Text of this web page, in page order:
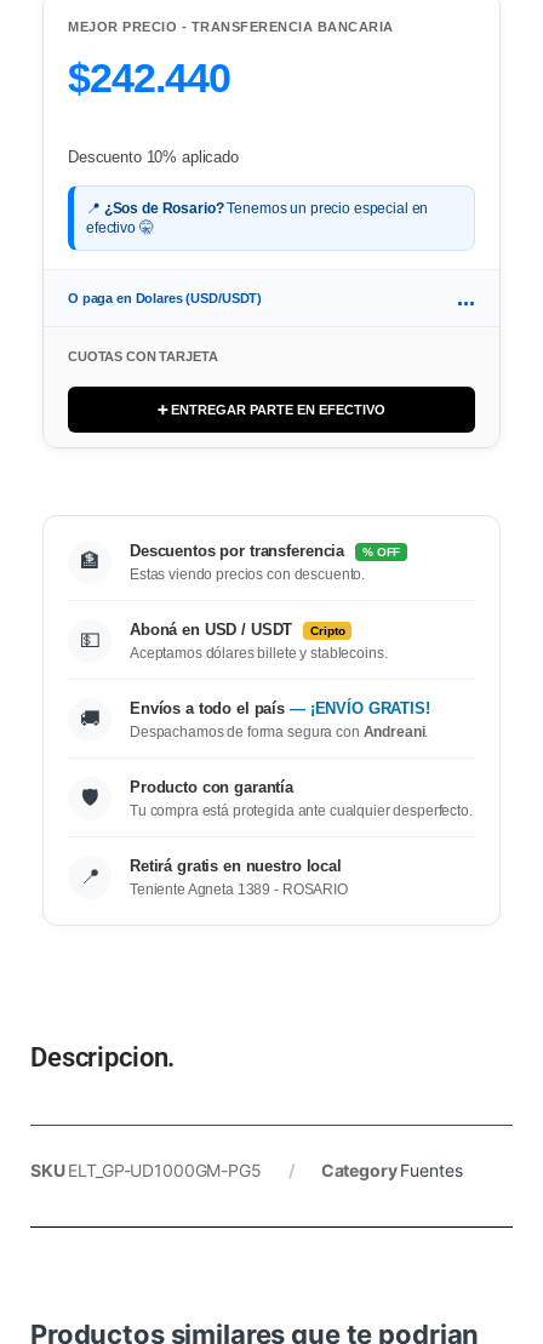
MEJOR PRECIO - TRANSFERENCIA BANCARIA
$242.440
Descuento 10% aplicado
📍 ¿Sos de Rosario?Tenemos un precio especial en
efectivo 🤫
O paga en Dolares (USD/USDT) ...
CUOTAS CON TARJETA
➕ ENTREGAR PARTE EN EFECTIVO
🏦 Descuentos por transferencia % OFF
Estas viendo precios con descuento.
💵 Aboná en USD / USDT Cripto
Aceptamos dólares billete y stablecoins.
🚚 Envíos a todo el país — ¡ENVÍO GRATIS!
Despachamos de forma segura con Andreani.
🛡️ Producto con garantía
Tu compra está protegida ante cualquier desperfecto.
📍 Retirá gratis en nuestro local
Teniente Agneta 1389 - ROSARIO
Descripcion.
SKUELT_GP-UD1000GM-PG5 Category Fuentes
Productos similares que te podrian